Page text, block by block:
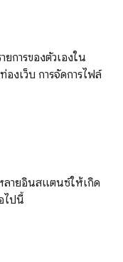
การของตัวเองใน
งเว็บ การจัดการไฟล์
ลายอินสแตนซ์ให้เกิด
ไปนี้